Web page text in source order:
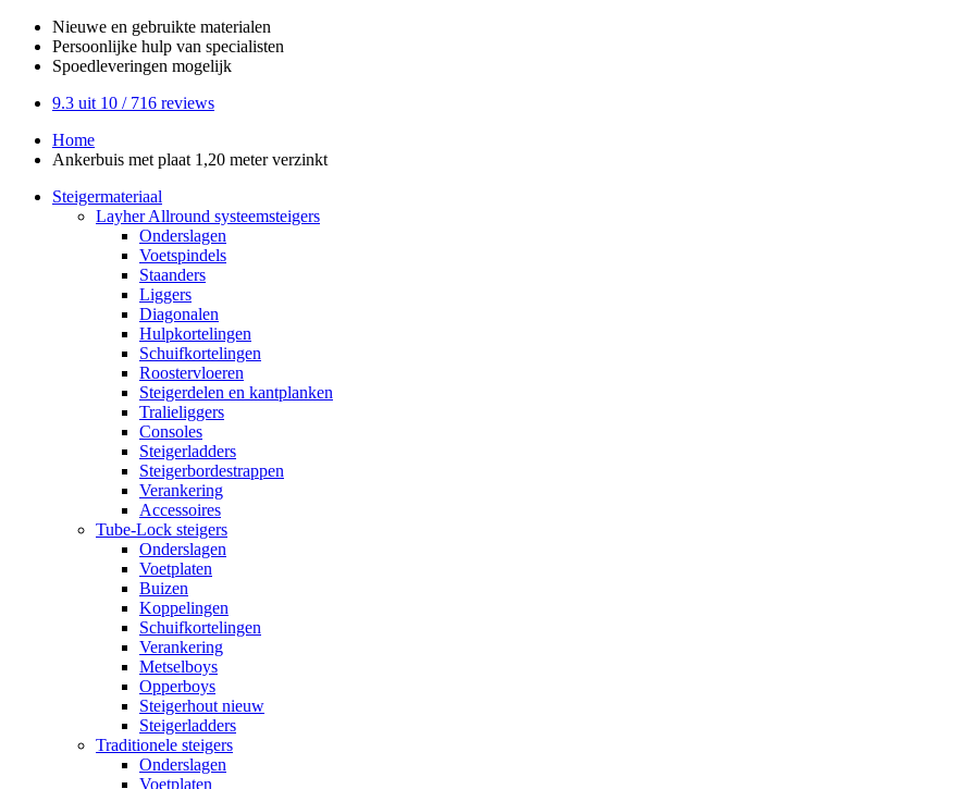
Nieuwe en gebruikte materialen
Persoonlijke hulp van specialisten
Spoedleveringen mogelijk
9.3 uit 10 / 716 reviews
Home
Ankerbuis met plaat 1,20 meter verzinkt
Steigermateriaal
Layher Allround systeemsteigers
Onderslagen
Voetspindels
Staanders
Liggers
Diagonalen
Hulpkortelingen
Schuifkortelingen
Roostervloeren
Steigerdelen en kantplanken
Tralieliggers
Consoles
Steigerladders
Steigerbordestrappen
Verankering
Accessoires
Tube-Lock steigers
Onderslagen
Voetplaten
Buizen
Koppelingen
Schuifkortelingen
Verankering
Metselboys
Opperboys
Steigerhout nieuw
Steigerladders
Traditionele steigers
Onderslagen
Voetplaten